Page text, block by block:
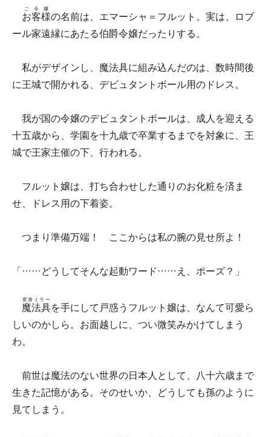
お客様
ご令嬢
の名前は、エマーシャ＝フルット。実は、ロブ
ール家遠縁にあたる伯爵令嬢だったりする。
私がデザインし、魔法具に組み込んだのは、数時間後
に王城で開かれる、デビュタントボール用のドレス。
我が国の令嬢のデビュタントボールは、成人を迎える
十五歳から、学園を十九歳で卒業するまでを対象に、王
城で王家主催の下、行われる。
フルット嬢は、打ち合わせした通りのお化粧を済ま
せ、ドレス用の下着姿。
つまり準備万端！ ここからは私の腕の見せ所よ！
「……どうしてそんな起動ワード……え、ポーズ？」
魔法具
変身ミラー
を手にして戸惑うフルット嬢は、なんて可愛ら
しいのかしら。お面越しに、つい微笑みかけてしまう
わ。
前世は魔法のない世界の日本人として、八十六歳まで
生きた記憶がある。そのせいか、どうしても孫のように
見てしまう。